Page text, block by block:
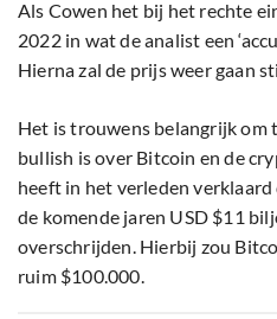
Als Cowen het bij het rechte
2022 in wat de analist een
Hierna zal de prijs weer gaan
Het is trouwens belangrijk om
bullish is over Bitcoin en de
heeft in het verleden
de komende jaren USD $11
overschrijden. Hierbij zou
ruim $100.000.